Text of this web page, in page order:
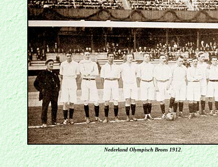
Nederland Olympisch Brons 1912.